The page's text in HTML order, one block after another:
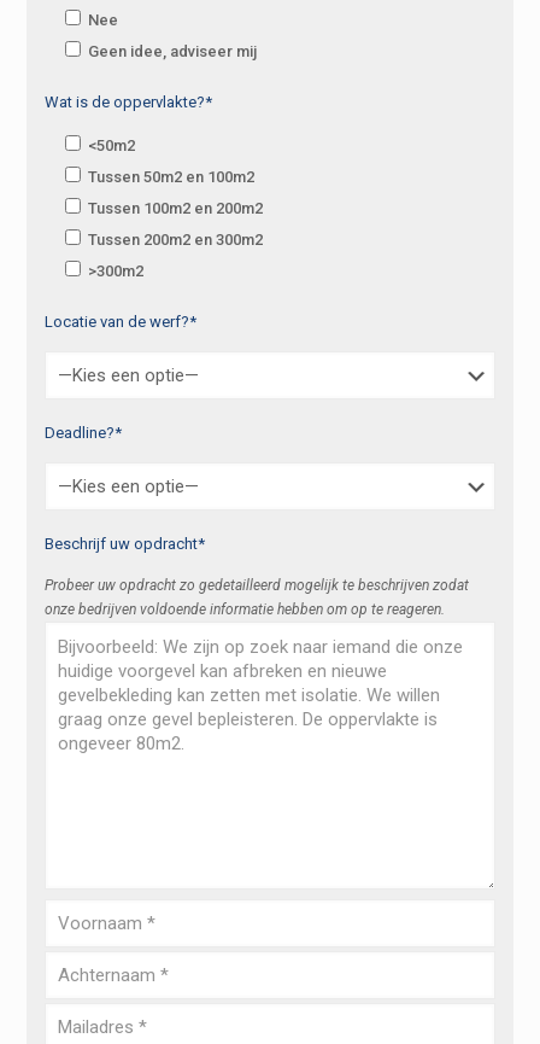
Nee
Geen idee, adviseer mij
Wat is de oppervlakte?*
<50m2
Tussen 50m2 en 100m2
Tussen 100m2 en 200m2
Tussen 200m2 en 300m2
>300m2
Locatie van de werf?*
Deadline?*
Beschrijf uw opdracht*
Probeer uw opdracht zo gedetailleerd mogelijk te beschrijven zodat
onze bedrijven voldoende informatie hebben om op te reageren.